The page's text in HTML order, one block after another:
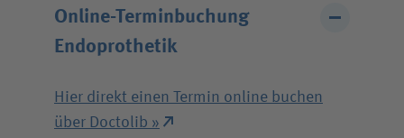
Unfallversicherungsträger
Wir bitten um telefonische
Terminvereinbarung.
Tel.: 069 475-0
Online-Terminbuchung
Endoprothetik
Hier direkt einen Termin online buchen
über Doctolib »